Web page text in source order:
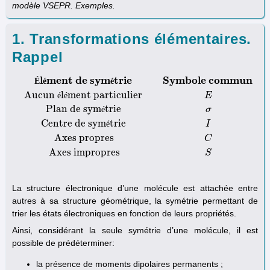
modèle VSEPR. Exemples.
1. Transformations élémentaires.
Rappel
Élément desymétrie
Aucunélément particulier
Plan de symétrie
Centre de symétrie
Axes propres
Axes impropres
Symbole commun
E
σ
I
C
S
Élément de symétrieSymbole commun Opération de symétrie
La structure électronique d’une molécule est attachée entre
autres à sa structure géométrique, la symétrie permettant de
trier les états électroniques en fonction de leurs propriétés.
Ainsi, considérant la seule symétrie d’une molécule, il est
possible de prédéterminer:
la présence de moments dipolaires permanents ;